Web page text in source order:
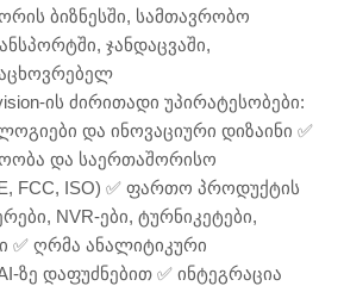
ბიზნესში, სამთავრობო
ჯანდაცვაში,
ის ძირითადი უპირატესობები:
და ინოვაციური დიზაინი ✅
და საერთაშორისო
FCC, ISO) ✅ ფართო პროდუქტის
NVR-ები, ტურნიკეტები,
✅ ღრმა ანალიტიკური
ზე დაფუძნებით ✅ ინტეგრაცია